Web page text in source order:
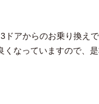
アからのお乗り換え
くなっていますので、